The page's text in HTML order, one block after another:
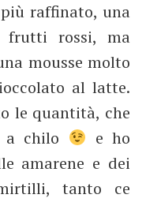
raffinato, una
frutti rossi, ma
mousse molto
al latte.
le quantità, che
a chilo
e ho
amarene e dei
tanto ce